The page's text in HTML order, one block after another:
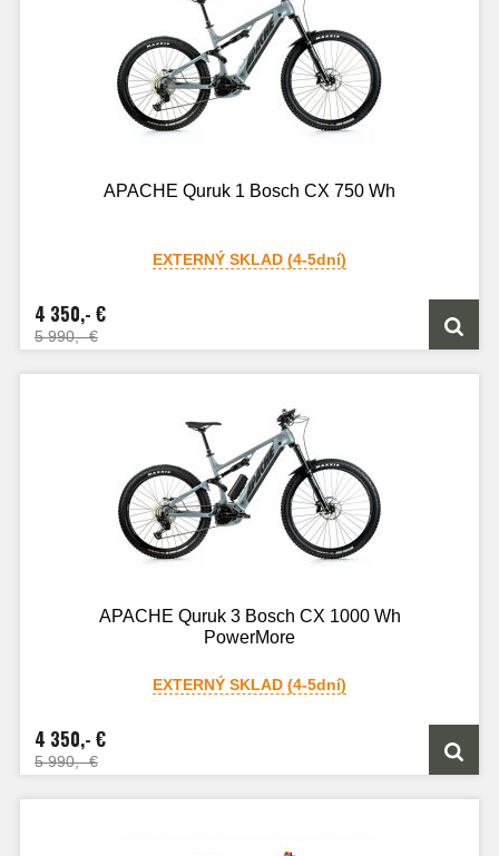
APACHE Quruk 1 Bosch CX 750 Wh
EXTERNÝ SKLAD (4-5dní)
4 350,- €
5 990,- €
APACHE Quruk 3 Bosch CX 1000 Wh
PowerMore
EXTERNÝ SKLAD (4-5dní)
4 350,- €
5 990,- €